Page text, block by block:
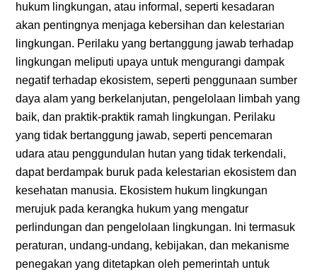
hukum lingkungan, atau informal, seperti kesadaran
akan pentingnya menjaga kebersihan dan kelestarian
lingkungan. Perilaku yang bertanggung jawab terhadap
lingkungan meliputi upaya untuk mengurangi dampak
negatif terhadap ekosistem, seperti penggunaan sumber
daya alam yang berkelanjutan, pengelolaan limbah yang
baik, dan praktik-praktik ramah lingkungan. Perilaku
yang tidak bertanggung jawab, seperti pencemaran
udara atau penggundulan hutan yang tidak terkendali,
dapat berdampak buruk pada kelestarian ekosistem dan
kesehatan manusia. Ekosistem hukum lingkungan
merujuk pada kerangka hukum yang mengatur
perlindungan dan pengelolaan lingkungan. Ini termasuk
peraturan, undang-undang, kebijakan, dan mekanisme
penegakan yang ditetapkan oleh pemerintah untuk